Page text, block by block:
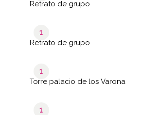
Retrato de grupo
1
Retrato de grupo
1
Torre palacio de los Varona
1